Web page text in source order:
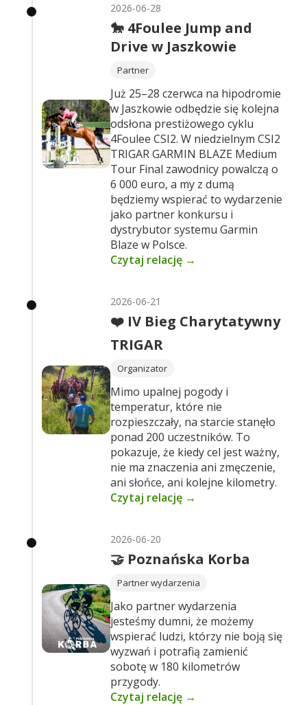
2026-06-28
🐎 4Foulee Jump and
Drive w Jaszkowie
Partner
Już 25–28 czerwca na hipodromie
w Jaszkowie odbędzie się kolejna
odsłona prestiżowego cyklu
4Foulee CSI2. W niedzielnym CSI2
TRIGAR GARMIN BLAZE Medium
Tour Final zawodnicy powalczą o
6 000 euro, a my z dumą
będziemy wspierać to wydarzenie
jako partner konkursu i
dystrybutor systemu Garmin
Blaze w Polsce.
Czytaj relację →
2026-06-21
❤️ IV Bieg Charytatywny
TRIGAR
Organizator
Mimo upalnej pogody i
temperatur, które nie
rozpieszczały, na starcie stanęło
ponad 200 uczestników. To
pokazuje, że kiedy cel jest ważny,
nie ma znaczenia ani zmęczenie,
ani słońce, ani kolejne kilometry.
Czytaj relację →
2026-06-20
🤝 Poznańska Korba
Partner wydarzenia
Jako partner wydarzenia
jesteśmy dumni, że możemy
wspierać ludzi, którzy nie boją się
wyzwań i potrafią zamienić
sobotę w 180 kilometrów
przygody.
Czytaj relację →